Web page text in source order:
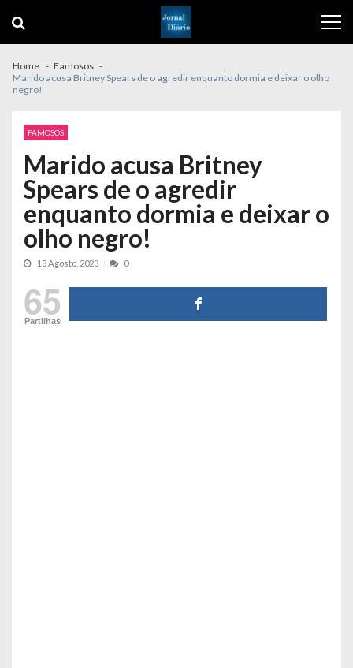
navigation
content
Home
Famosos
Marido acusa Britney Spears de o agredir enquanto dormia e deixar o olho
negro!
FAMOSOS
Marido acusa Britney
Spears de o agredir
enquanto dormia e deixar o
olho negro!
18 Agosto, 2023 0
65
Partilhas